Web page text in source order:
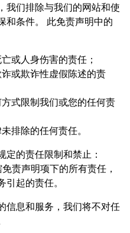
我们排除与我们的网站和使
和条件。 此免责声明中的
或人身伤害的责任；
或欺诈性虚假陈述的责
式限制我们或您的任何责
排除的任何责任。
的责任限制和禁止：
责声明项下的所有责任，
起的责任。
信息和服务，我们将不对任